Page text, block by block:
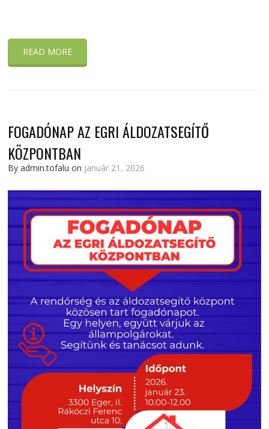
READ MORE
FOGADÓNAP AZ EGRI ÁLDOZATSEGÍTŐ
KÖZPONTBAN
By admin.tofalu on január 21, 2026